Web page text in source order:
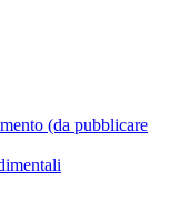
(da pubblicare